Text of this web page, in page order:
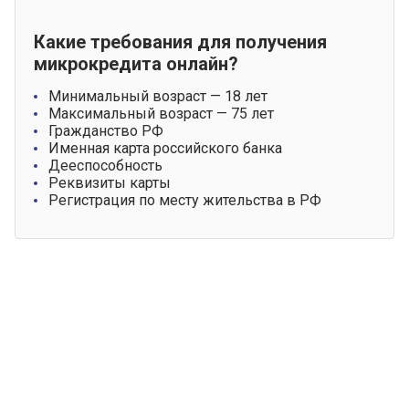
Какие требования для получения
микрокредита онлайн?
Минимальный возраст — 18 лет
Максимальный возраст — 75 лет
Гражданство РФ
Именная карта российского банка
Дееспособность
Реквизиты карты
Регистрация по месту жительства в РФ